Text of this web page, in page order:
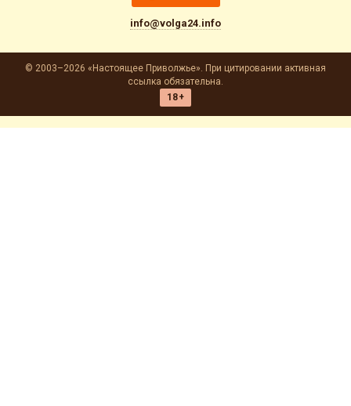
info@volga24.info
© 2003–2026 «Настоящее Приволжье». При цитировании активная
ссылка обязательна.
18+